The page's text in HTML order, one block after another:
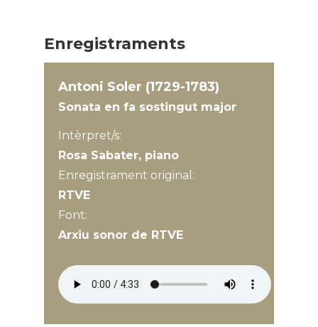
Enregistraments
Antoni Soler (1729-1783)
Sonata en fa sostingut major
Intèrpret/s:
Rosa Sabater, piano
Enregistrament original:
RTVE
Font:
Arxiu sonor de RTVE